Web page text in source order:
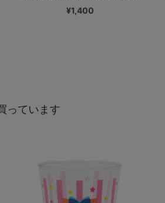
¥1,400
っています